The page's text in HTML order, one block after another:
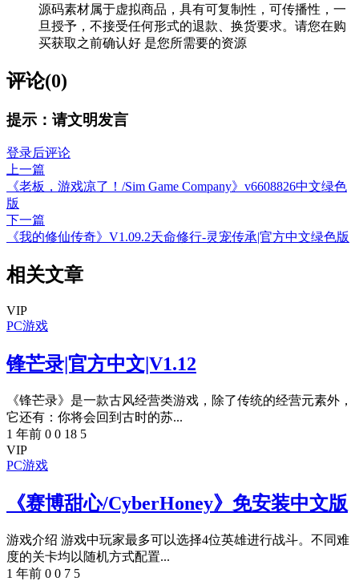
源码素材属于虚拟商品，具有可复制性，可传播性，一
旦授予，不接受任何形式的退款、换货要求。请您在购
买获取之前确认好 是您所需要的资源
评论(0)
提示：请文明发言
登录后评论
上一篇
《老板，游戏凉了！/Sim Game Company》v6608826中文绿色
版
下一篇
《我的修仙传奇》V1.09.2天命修行-灵宠传承|官方中文绿色版
相关文章
VIP
PC游戏
锋芒录|官方中文|V1.12
《锋芒录》是一款古风经营类游戏，除了传统的经营元素外，
它还有：你将会回到古时的苏...
1 年前 0 0 18 5
VIP
PC游戏
《赛博甜心/CyberHoney》免安装中文版
游戏介绍 游戏中玩家最多可以选择4位英雄进行战斗。不同难
度的关卡均以随机方式配置...
1 年前 0 0 7 5